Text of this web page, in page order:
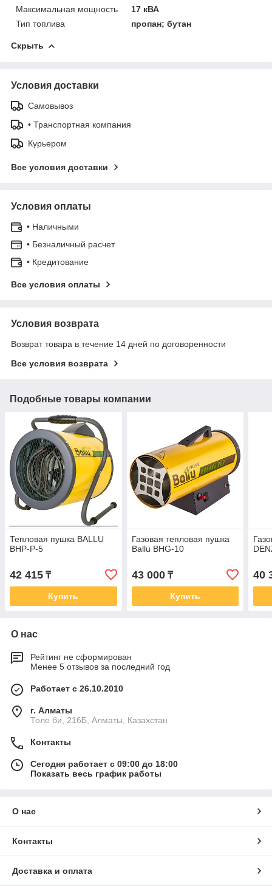
Максимальная мощность
17 кВА
Тип топлива
пропан; бутан
Скрыть
Условия доставки
Самовывоз
• Транспортная компания
Курьером
Все условия доставки
Условия оплаты
• Наличными
• Безналичный расчет
• Кредитование
Все условия оплаты
Условия возврата
Возврат товара в течение 14 дней по договоренности
Все условия возврата
Подобные товары компании
Тепловая пушка BALLU
BHP-Р-5
42 415 ₸
Купить
Газовая тепловая пушка
Ballu BHG-10
43 000₸
Купить
40
О нас
Рейтинг не сформирован
Менее 5 отзывов за последний год
Работает с 26.10.2010
г. Алматы
Толе би, 216Б, Алматы, Казахстан
Контакты
Сегодня работает с 09:00 до 18:00
Показать весь график работы
О нас
Контакты
Доставка и оплата